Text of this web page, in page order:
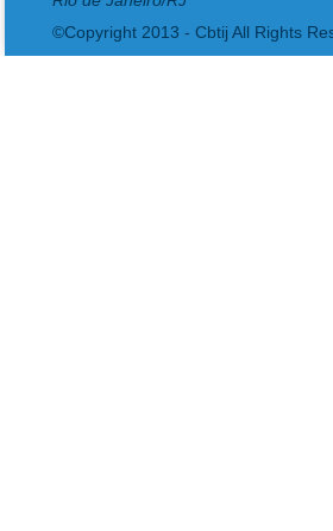
©Copyright 2013 - Cbtij All Rights